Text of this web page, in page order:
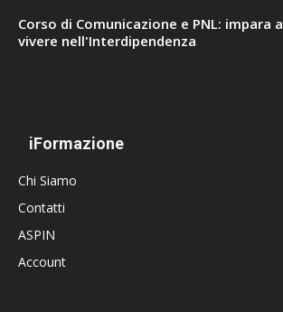
Corso di Comunicazione e PNL: impara a
vivere nell'Interdipendenza
iFormazione
Chi Siamo
Contatti
ASPIN
Account